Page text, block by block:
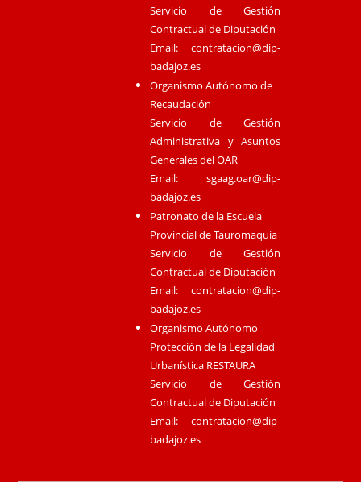
Servicio de Gestión
Contractual de Diputación
Email:contratacion@dip-
badajoz.es
Organismo Autónomo de
Recaudación
Servicio de Gestión
Administrativa y Asuntos
Generales del OAR
Email:sgaag.oar@dip-
badajoz.es
Patronato de la Escuela
Provincial de Tauromaquia
Servicio de Gestión
Contractual de Diputación
Email:contratacion@dip-
badajoz.es
Organismo Autónomo
Protección de la Legalidad
Urbanística RESTAURA
Servicio de Gestión
Contractual de Diputación
Email:contratacion@dip-
badajoz.es